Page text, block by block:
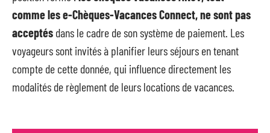
comme les e-Chèques-Vacances Connect, ne sont pas
acceptés dans le cadre de son système de paiement. Les
voyageurs sont invités à planifier leurs séjours en tenant
compte de cette donnée, qui influence directement les
modalités de règlement de leurs locations de vacances.